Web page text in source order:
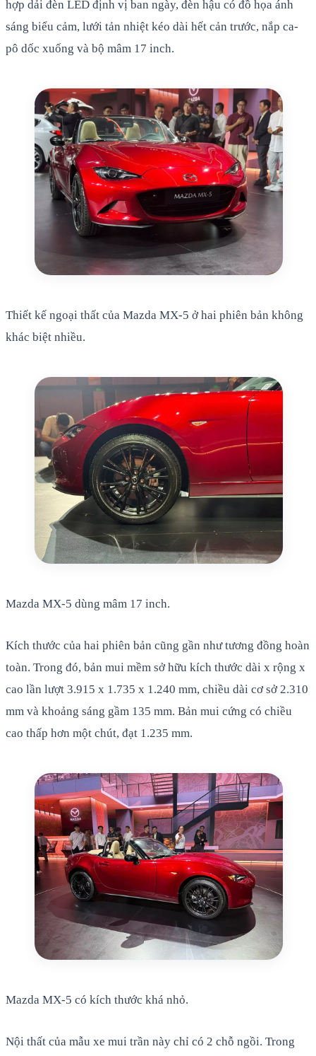
hợp dải đèn LED định vị ban ngày, đèn hậu có đồ họa ánh
sáng biểu cảm, lưới tản nhiệt kéo dài hết cản trước, nắp ca-
pô dốc xuống và bộ mâm 17 inch.
Thiết kế ngoại thất của Mazda MX-5 ở hai phiên bản không
khác biệt nhiều.
Mazda MX-5 dùng mâm 17 inch.
Kích thước của hai phiên bản cũng gần như tương đồng hoàn
toàn. Trong đó, bản mui mềm sở hữu kích thước dài x rộng x
cao lần lượt 3.915 x 1.735 x 1.240 mm, chiều dài cơ sở 2.310
mm và khoảng sáng gầm 135 mm. Bản mui cứng có chiều
cao thấp hơn một chút, đạt 1.235 mm.
Mazda MX-5 có kích thước khá nhỏ.
Nội thất của mẫu xe mui trần này chỉ có 2 chỗ ngồi. Trong